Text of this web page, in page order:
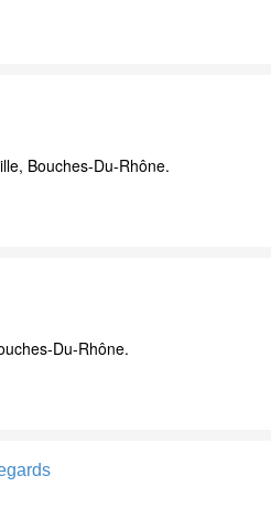
Bouches-Du-Rhône.
Du-Rhône.